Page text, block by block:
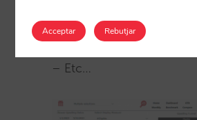
persones, tarifa o oferta.
– Etc…
Acceptar Rebutjar